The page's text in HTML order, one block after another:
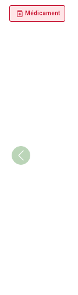
Médicament